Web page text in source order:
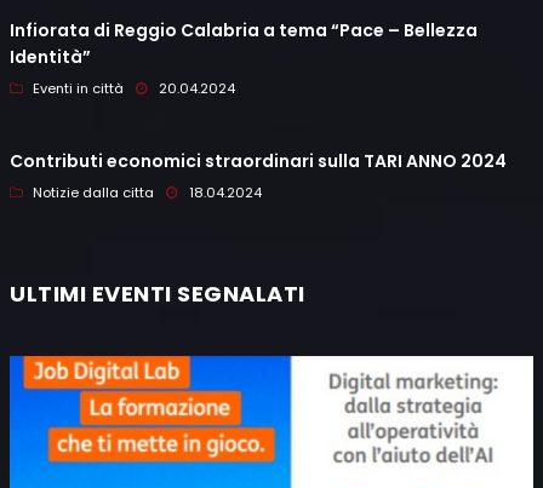
Infiorata di Reggio Calabria a tema “Pace – Bellezza
Identità”
Eventi in città 20.04.2024
Contributi economici straordinari sulla TARI ANNO 2024
Notizie dalla citta 18.04.2024
ULTIMI EVENTI SEGNALATI